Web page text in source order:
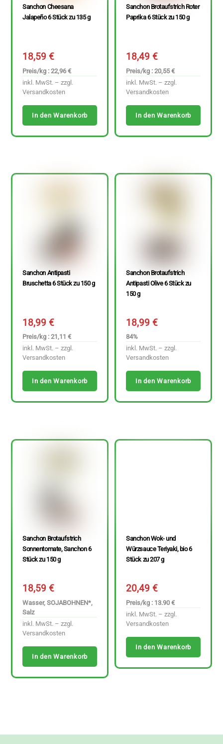
Sanchon Cheesana
Jalapeño 6 Stück zu 135 g
18,59€
Preis/kg : 22,96 €
inkl. MwSt. – zzgl.
Versandkosten
In den Warenkorb
Sanchon Brotaufstrich Roter
Paprika 6 Stück zu 150 g
18,49€
Preis/kg : 20,55 €
inkl. MwSt. – zzgl.
Versandkosten
In den Warenkorb
Sanchon Antipasti
Bruschetta 6 Stück zu 150 g
18,99€
Preis/kg : 21,11 €
inkl. MwSt. – zzgl.
Versandkosten
In den Warenkorb
Sanchon Brotaufstrich
Antipasti Olive 6 Stück zu
150 g
18,99€
84%
inkl. MwSt. – zzgl.
Versandkosten
In den Warenkorb
Sanchon Brotaufstrich
Sonnentomate, Sanchon 6
Stück zu 150 g
18,59€
Wasser, SOJABOHNEN*,
Salz
inkl. MwSt. – zzgl.
Versandkosten
In den Warenkorb
Sanchon Wok- und
Würzsauce Teriyaki, bio 6
Stück zu 207 g
20,49€
Preis/kg : 13.90 €
inkl. MwSt. – zzgl.
Versandkosten
In den Warenkorb